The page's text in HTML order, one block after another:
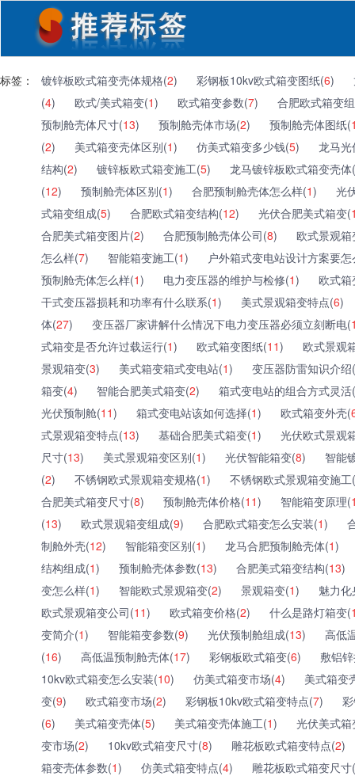
标签： 镀锌板欧式箱变壳体规格(2) 彩钢板10kv欧式箱变图纸(6)
(4) 欧式/美式箱变(1) 欧式箱变参数(7)
合肥欧式箱变
预制舱壳体尺寸(13) 预制舱壳体市场(2) 预制舱壳体图纸(
(2) 美式箱变壳体区别(1) 仿美式箱变多少钱(5)
龙马
结构(2) 镀锌板欧式箱变施工(5)
龙马镀锌板欧式箱变壳体(
(12) 预制舱壳体区别(1) 合肥预制舱壳体怎么样(1)
光
式箱变组成(5) 合肥欧式箱变结构(12) 光伏合肥美式箱变(
合肥美式箱变图片(2) 合肥预制舱壳体公司(8)
欧式景观
怎么样(7) 智能箱变施工(1)
户外箱式变电站设计方案要
预制舱壳体怎么样(1) 电力变压器的维护与检修(1)
欧式
干式变压器损耗和功率有什么联系(1) 美式景观箱变特点(6)
体(27) 变压器厂家讲解什么情况下电力变压器必须立刻断电(
式箱变是否允许过载运行(1) 欧式箱变图纸(11)
欧式景观
景观箱变(3) 美式箱变箱式变电站(1)
变压器防雷知识介绍(
箱变(4) 智能合肥美式箱变(2)
箱式变电站的组合方式灵活(
光伏预制舱(11) 箱式变电站该如何选择(1) 欧式箱变外壳(
式景观箱变特点(13) 基础合肥美式箱变(1)
光伏欧式景观
尺寸(13) 美式景观箱变区别(1) 光伏智能箱变(8)
智能
(2) 不锈钢欧式景观箱变规格(1)
不锈钢欧式景观箱变施工(
合肥美式箱变尺寸(8) 预制舱壳体价格(11) 智能箱变原理(
(13) 欧式景观箱变组成(9) 合肥欧式箱变怎么安装(1)
制舱外壳(12) 智能箱变区别(1) 龙马合肥预制舱壳体(1)
结构组成(1) 预制舱壳体参数(13) 合肥美式箱变结构(13)
变怎么样(1) 智能欧式景观箱变(2) 景观箱变(1)
魅力
欧式景观箱变公司(11) 欧式箱变价格(2) 什么是路灯箱变(
变简介(1) 智能箱变参数(9) 光伏预制舱组成(13)
高低
(16) 高低温预制舱壳体(17) 彩钢板欧式箱变(6)
敷铝
10kv欧式箱变怎么安装(10) 仿美式箱变市场(4)
美式箱变
变(9) 欧式箱变市场(2) 彩钢板10kv欧式箱变特点(7)
(6) 美式箱变壳体(5) 美式箱变壳体施工(1)
光伏美式
变市场(2) 10kv欧式箱变尺寸(8) 雕花板欧式箱变特点(2)
箱变壳体参数(1) 仿美式箱变特点(4)
雕花板欧式箱变尺寸(